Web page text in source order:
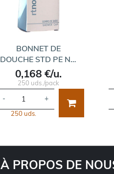
BONNET DE
DOUCHE STD PE N…
0,168 €/u.
250 uds./pack
- +
250 uds.
À PROPOS DE